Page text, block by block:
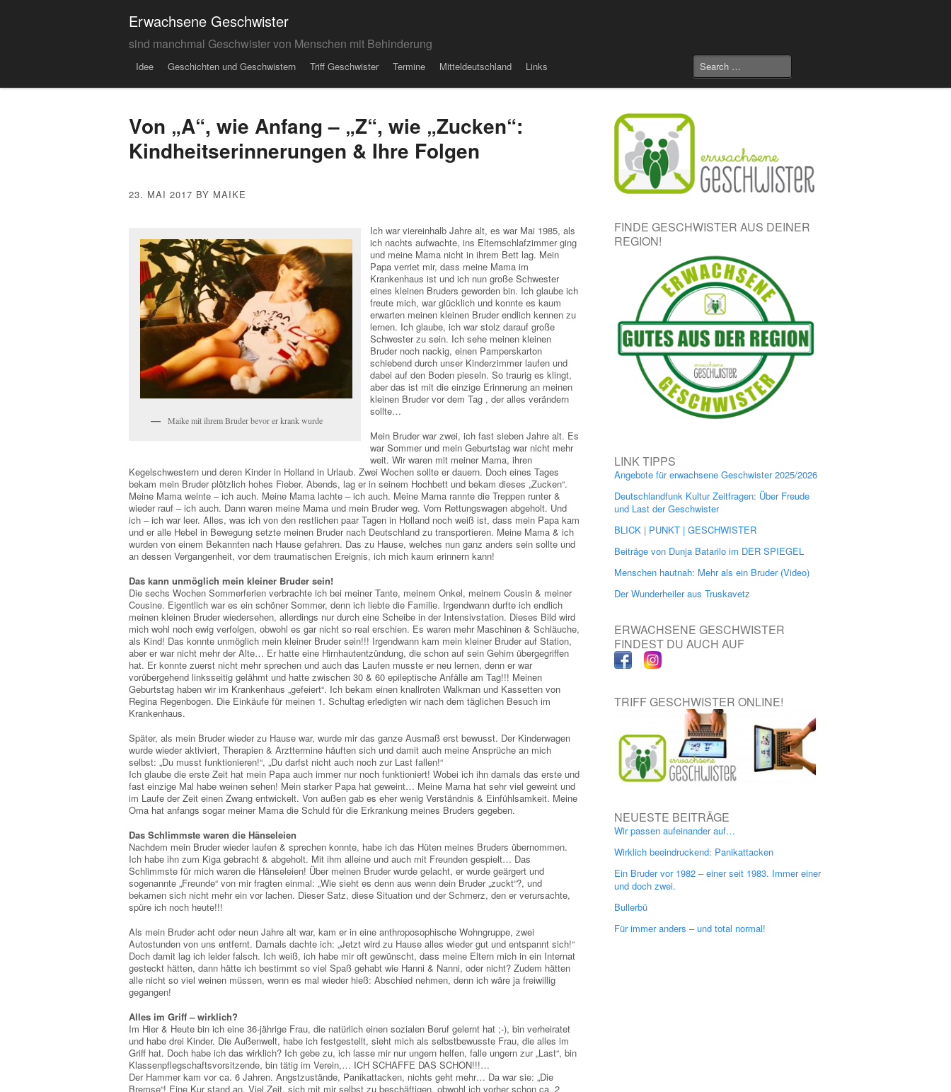
Erwachsene Geschwister
sind manchmal Geschwister von Menschen mit Behinderung
Menu
Idee Geschichten und Geschwistern Triff Geschwister Termine Mitteldeutschland Links
Von „A“, wie Anfang – „Z“, wie „Zucken“:
Kindheitserinnerungen & Ihre Folgen
23. MAI 2017 BY MAIKE
Maike mit ihrem Bruder bevor er krank wurde
Ich war viereinhalb Jahre alt, es war Mai 1985, als
ich nachts aufwachte, ins Elternschlafzimmer ging
und meine Mama nicht in ihrem Bett lag. Mein
Papa verriet mir, dass meine Mama im
Krankenhaus ist und ich nun große Schwester
eines kleinen Bruders geworden bin. Ich glaube ich
freute mich, war glücklich und konnte es kaum
erwarten meinen kleinen Bruder endlich kennen zu
lernen. Ich glaube, ich war stolz darauf große
Schwester zu sein. Ich sehe meinen kleinen
Bruder noch nackig, einen Pamperskarton
schiebend durch unser Kinderzimmer laufen und
dabei auf den Boden pieseln. So traurig es klingt,
aber das ist mit die einzige Erinnerung an meinen
kleinen Bruder vor dem Tag , der alles verändern
sollte…
Mein Bruder war zwei, ich fast sieben Jahre alt. Es
war Sommer und mein Geburtstag war nicht mehr
weit. Wir waren mit meiner Mama, ihren
Kegelschwestern und deren Kinder in Holland in Urlaub. Zwei Wochen sollte er dauern. Doch eines Tages
bekam mein Bruder plötzlich hohes Fieber. Abends, lag er in seinem Hochbett und bekam dieses „Zucken“.
Meine Mama weinte – ich auch. Meine Mama lachte – ich auch. Meine Mama rannte die Treppen runter &
wieder rauf – ich auch. Dann waren meine Mama und mein Bruder weg. Vom Rettungswagen abgeholt. Und
ich – ich war leer. Alles, was ich von den restlichen paar Tagen in Holland noch weiß ist, dass mein Papa kam
und er alle Hebel in Bewegung setzte meinen Bruder nach Deutschland zu transportieren. Meine Mama & ich
wurden von einem Bekannten nach Hause gefahren. Das zu Hause, welches nun ganz anders sein sollte und
an dessen Vergangenheit, vor dem traumatischen Ereignis, ich mich kaum erinnern kann!
Das kann unmöglich mein kleiner Bruder sein!
Die sechs Wochen Sommerferien verbrachte ich bei meiner Tante, meinem Onkel, meinem Cousin & meiner
Cousine. Eigentlich war es ein schöner Sommer, denn ich liebte die Familie. Irgendwann durfte ich endlich
meinen kleinen Bruder wiedersehen, allerdings nur durch eine Scheibe in der Intensivstation. Dieses Bild wird
mich wohl noch ewig verfolgen, obwohl es gar nicht so real erschien. Es waren mehr Maschinen & Schläuche,
als Kind! Das konnte unmöglich mein kleiner Bruder sein!!! Irgendwann kam mein kleiner Bruder auf Station,
aber er war nicht mehr der Alte… Er hatte eine Hirnhautentzündung, die schon auf sein Gehirn übergegriffen
hat. Er konnte zuerst nicht mehr sprechen und auch das Laufen musste er neu lernen, denn er war
vorübergehend linksseitig gelähmt und hatte zwischen 30 & 60 epileptische Anfälle am Tag!!! Meinen
Geburtstag haben wir im Krankenhaus „gefeiert“. Ich bekam einen knallroten Walkman und Kassetten von
Regina Regenbogen. Die Einkäufe für meinen 1. Schultag erledigten wir nach dem täglichen Besuch im
Krankenhaus.
Später, als mein Bruder wieder zu Hause war, wurde mir das ganze Ausmaß erst bewusst. Der Kinderwagen
wurde wieder aktiviert, Therapien & Arzttermine häuften sich und damit auch meine Ansprüche an mich
selbst: „Du musst funktionieren!“, „Du darfst nicht auch noch zur Last fallen!“
Ich glaube die erste Zeit hat mein Papa auch immer nur noch funktioniert! Wobei ich ihn damals das erste und
fast einzige Mal habe weinen sehen! Mein starker Papa hat geweint… Meine Mama hat sehr viel geweint und
im Laufe der Zeit einen Zwang entwickelt. Von außen gab es eher wenig Verständnis & Einfühlsamkeit. Meine
Oma hat anfangs sogar meiner Mama die Schuld für die Erkrankung meines Bruders gegeben.
Das Schlimmste waren die Hänseleien
Nachdem mein Bruder wieder laufen & sprechen konnte, habe ich das Hüten meines Bruders übernommen.
Ich habe ihn zum Kiga gebracht & abgeholt. Mit ihm alleine und auch mit Freunden gespielt… Das
Schlimmste für mich waren die Hänseleien! Über meinen Bruder wurde gelacht, er wurde geärgert und
sogenannte „Freunde“ von mir fragten einmal: „Wie sieht es denn aus wenn dein Bruder „zuckt“?, und
bekamen sich nicht mehr ein vor lachen. Dieser Satz, diese Situation und der Schmerz, den er verursachte,
spüre ich noch heute!!!
Als mein Bruder acht oder neun Jahre alt war, kam er in eine anthroposophische Wohngruppe, zwei
Autostunden von uns entfernt. Damals dachte ich: „Jetzt wird zu Hause alles wieder gut und entspannt sich!“
Doch damit lag ich leider falsch. Ich weiß, ich habe mir oft gewünscht, dass meine Eltern mich in ein Internat
gesteckt hätten, dann hätte ich bestimmt so viel Spaß gehabt wie Hanni & Nanni, oder nicht? Zudem hätten
alle nicht so viel weinen müssen, wenn es mal wieder hieß: Abschied nehmen, denn ich wäre ja freiwillig
gegangen!
Alles im Griff – wirklich?
Im Hier & Heute bin ich eine 36-jährige Frau, die natürlich einen sozialen Beruf gelernt hat ;-), bin verheiratet
und habe drei Kinder. Die Außenwelt, habe ich festgestellt, sieht mich als selbstbewusste Frau, die alles im
Griff hat. Doch habe ich das wirklich? Ich gebe zu, ich lasse mir nur ungern helfen, falle ungern zur „Last“, bin
Klassenpflegschaftsvorsitzende, bin tätig im Verein,… ICH SCHAFFE DAS SCHON!!!…
Der Hammer kam vor ca. 6 Jahren. Angstzustände, Panikattacken, nichts geht mehr… Da war sie: „Die
Bremse“! Eine Kur stand an. Viel Zeit, sich mit mir selbst zu beschäftigen, obwohl ich vorher schon ca. 2
FINDE GESCHWISTER AUS DEINER
REGION!
LINK TIPPS
Angebote für erwachsene Geschwister 2025/2026
Deutschlandfunk Kultur Zeitfragen: Über Freude
und Last der Geschwister
BLICK | PUNKT | GESCHWISTER
Beiträge von Dunja Batarilo im DER SPIEGEL
Menschen hautnah: Mehr als ein Bruder (Video)
Der Wunderheiler aus Truskavetz
ERWACHSENE GESCHWISTER
FINDEST DU AUCH AUF
TRIFF GESCHWISTER ONLINE!
NEUESTE BEITRÄGE
Wir passen aufeinander auf…
Wirklich beeindruckend: Panikattacken
Ein Bruder vor 1982 – einer seit 1983. Immer einer
und doch zwei.
Bullerbü
Für immer anders – und total normal!